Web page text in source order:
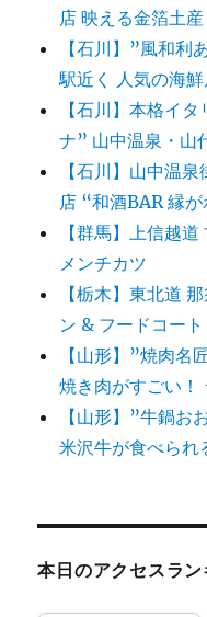
店 映える金箔土
【石川】”風和利
駅近く 人気の
【石川】本格イ
ナ” 山中温泉・
【石川】山中温
店 “和酒BAR
【群馬】上信越
メンチカツ
【栃木】東北道
ン & フードコー
【山形】”焼肉名
焼き肉がすごい
【山形】”牛鍋お
米沢牛が食べら
本日のアクセスラ